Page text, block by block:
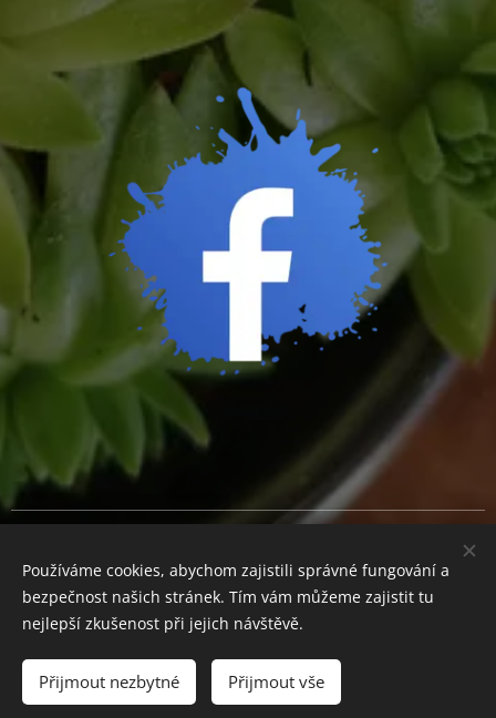
Do košíku
Měna
CZK Kč
EUR €
Používáme cookies, abychom zajistili správné fungování a
bezpečnost našich stránek. Tím vám můžeme zajistit tu
nejlepší zkušenost při jejich návštěvě.
Přijmout nezbytné Přijmout vše